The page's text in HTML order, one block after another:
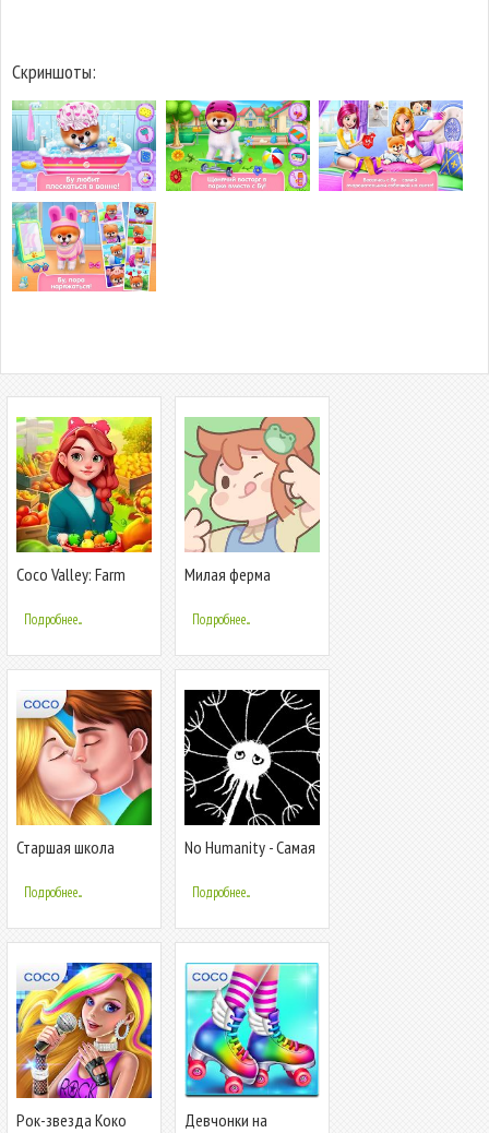
Скриншоты:
Coco Valley: Farm
Подробнее...
Милая ферма
Подробнее...
Старшая школа
Подробнее...
No Humanity - Самая
Подробнее...
Рок-звезда Коко
Девчонки на